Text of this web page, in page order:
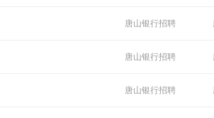
唐山银行招聘
唐山银行招聘
唐山银行招聘